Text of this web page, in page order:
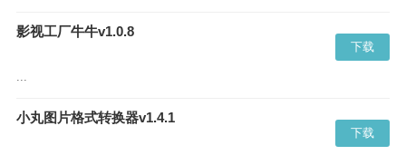
影视工厂牛牛v1.0.8
...
下载
小丸图片格式转换器v1.4.1
下载